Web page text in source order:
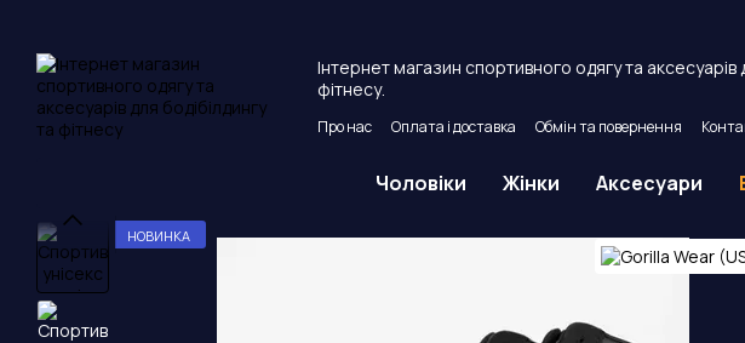
Інтернет магазин спортивного одягу та аксесуарів
фітнесу.
Про нас Оплата і доставка Обмін та повернення
Чоловіки Жінки Аксесуари
НОВИНКА